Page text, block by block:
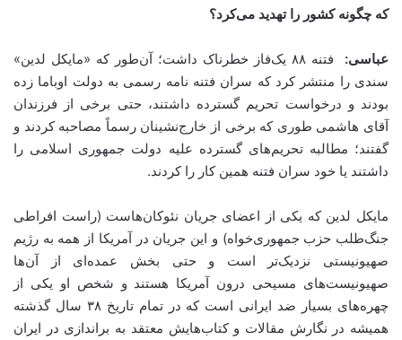
که چگونه کشور را تهدید می‌کرد؟
عباسی:
فتنه ۸۸ یک‌فاز خطرناک داشت؛ آن‌طور که «مایکل لدین»
سندی را منتشر کرد که سران فتنه نامه رسمی به دولت اوباما زده
بودند و درخواست تحریم گسترده داشتند، حتی برخی از فرزندان
آقای هاشمی طوری که برخی از خارج‌نشینان رسماً مصاحبه کردند و
گفتند؛ مطالبه تحریم‌های گسترده علیه دولت جمهوری اسلامی را
داشتند یا خود سران فتنه همین کار را کردند.
مایکل لدین که یکی از اعضای جریان نئوکان‌هاست (راست افراطی
جنگ‌طلب حزب جمهوری‌خواه) و این جریان در آمریکا از همه به رژیم
صهیونیستی نزدیک‌تر است و حتی بخش عمده‌ای از آن‌ها
صهیونیست‌های مسیحی درون آمریکا هستند و شخص او یکی از
چهره‌های بسیار ضد ایرانی است که در تمام تاریخ ۳۸ سال گذشته
همیشه در نگارش مقالات و کتاب‌هایش معتقد به براندازی در ایران